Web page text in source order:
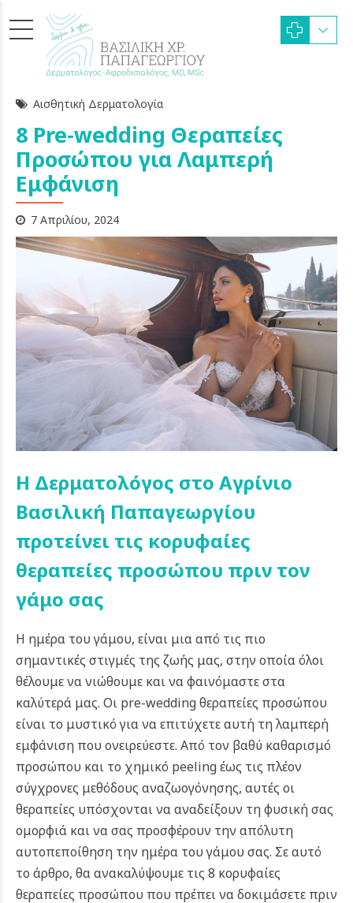
Αισθητική Δερματολογία
8 Pre-wedding Θεραπείες
Προσώπου για Λαμπερή
Εμφάνιση
7 Απριλίου, 2024
Η Δερματολόγος στο Αγρίνιο
Βασιλική Παπαγεωργίου
προτείνει τις κορυφαίες
θεραπείες προσώπου πριν τον
γάμο σας
Η ημέρα του γάμου, είναι μια από τις πιο
σημαντικές στιγμές της ζωής μας, στην οποία όλοι
θέλουμε να νιώθουμε και να φαινόμαστε στα
καλύτερά μας. Οι pre-wedding θεραπείες προσώπου
είναι το μυστικό για να επιτύχετε αυτή τη λαμπερή
εμφάνιση που ονειρεύεστε. Από τον βαθύ καθαρισμό
προσώπου και το χημικό peeling έως τις πλέον
σύγχρονες μεθόδους αναζωογόνησης, αυτές οι
θεραπείες υπόσχονται να αναδείξουν τη φυσική σας
ομορφιά και να σας προσφέρουν την απόλυτη
αυτοπεποίθηση την ημέρα του γάμου σας. Σε αυτό
το άρθρο, θα ανακαλύψουμε τις 8 κορυφαίες
θεραπείες προσώπου που πρέπει να δοκιμάσετε πριν